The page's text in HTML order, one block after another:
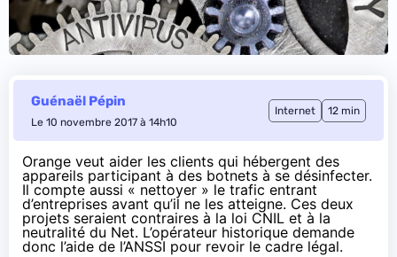
Guénaël Pépin
Le 10 novembre 2017 à 14h10
Internet 12 min
Orange veut aider les clients qui hébergent des
appareils participant à des botnets à se désinfecter.
Il compte aussi « nettoyer » le trafic entrant
d’entreprises avant qu’il ne les atteigne. Ces deux
projets seraient contraires à la loi CNIL et à la
neutralité du Net. L’opérateur historique demande
donc l’aide de l’ANSSI pour revoir le cadre légal.